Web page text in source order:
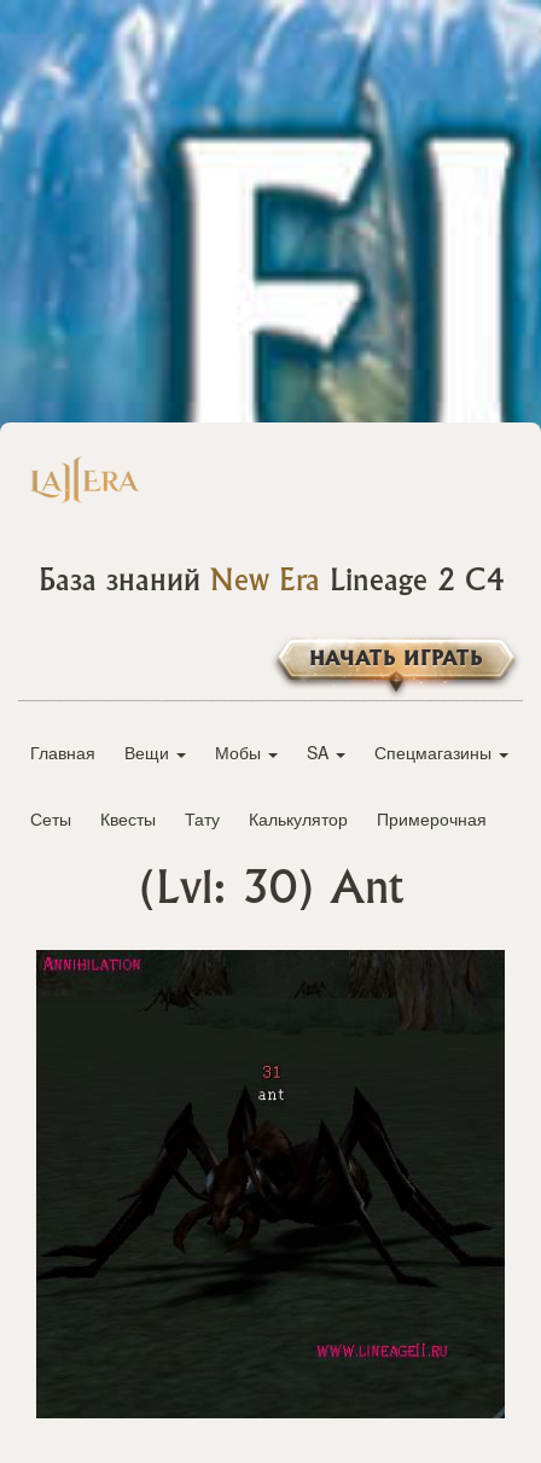
База знаний New Era Lineage 2 C4
НАЧАТЬ ИГРАТЬ
Главная Вещи Мобы SA Спецмагазины
Сеты Квесты Тату Калькулятор Примерочная
(Lvl: 30) Ant